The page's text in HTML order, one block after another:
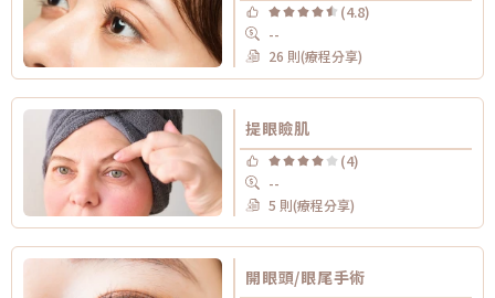
(4.8)
--
26 則(療程分享)
提眼瞼肌
(4)
--
5 則(療程分享)
開眼頭/眼尾手術